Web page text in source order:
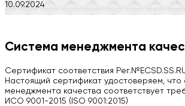
10.09.2024
H
03.09.2024
Вся работа выполнена в срок. Всем
Система менеджмента
Сертификат соответствия
Настоящий сертификат удостоверяем, что
менеджмента качества соответствует
ИСО 9001-2015 (ISO 9001:2015)